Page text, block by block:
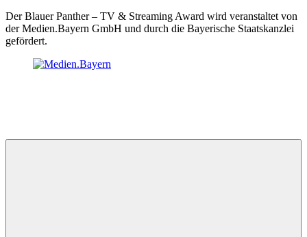
Der Blauer Panther – TV & Streaming Award wird veranstaltet von
der Medien.Bayern GmbH und durch die Bayerische Staatskanzlei
gefördert.